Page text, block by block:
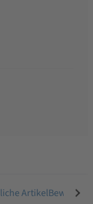
Artikel